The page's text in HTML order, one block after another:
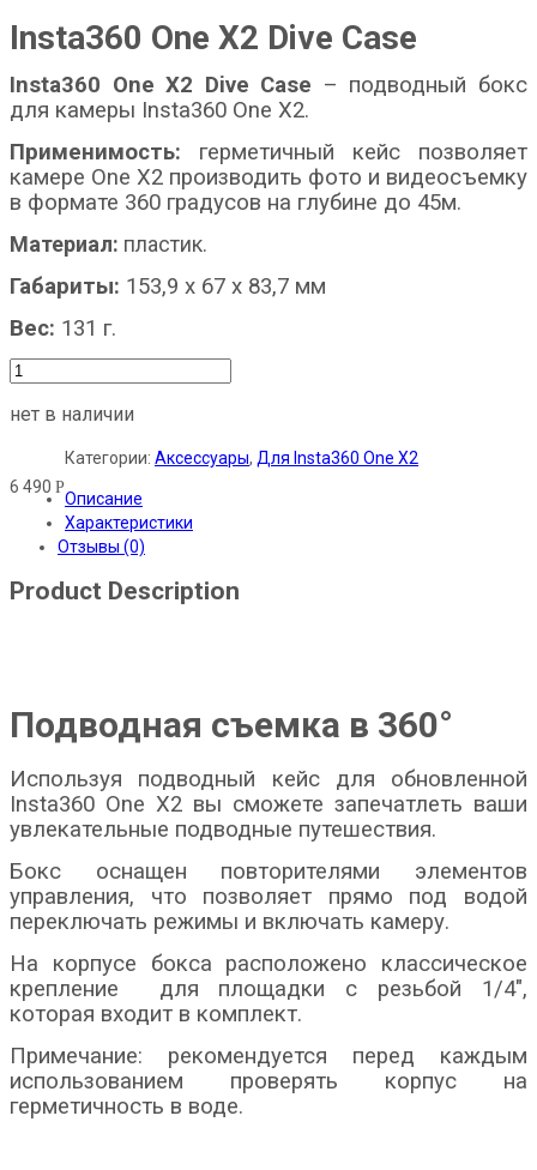
Insta360 One X2 Dive Case
Insta360 One X2 Dive Case – подводный бокс
для камеры Insta360 One X2.
Применимость: герметичный кейс позволяет
камере One X2 производить фото и видеосъемку
в формате 360 градусов на глубине до 45м.
Материал: пластик.
Габариты: 153,9 х 67 х 83,7 мм
Вес: 131 г.
нет в наличии
6 490 Р
Категории: Аксессуары, Для Insta360 One X2
Описание
Характеристики
Отзывы (0)
Product Description
Подводная съемка в 360°
Используя подводный кейс для обновленной
Insta360 One X2 вы сможете запечатлеть ваши
увлекательные подводные путешествия.
Бокс оснащен повторителями элементов
управления, что позволяет прямо под водой
переключать режимы и включать камеру.
На корпусе бокса расположено классическое
крепление для площадки с резьбой 1/4″,
которая входит в комплект.
Примечание: рекомендуется перед каждым
использованием проверять корпус на
герметичность в воде.